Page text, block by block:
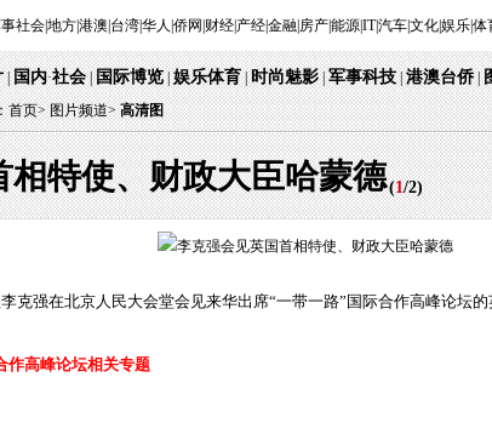
社会|地方|港澳 台湾|华人 侨网 财经| 产经|金融| 房产|能源|IT|汽车|文化|娱乐|体
|国内·社会|国际博览|娱乐体育|时尚魅影|军事科技|港澳台侨|
首页>图片频道> 高清图
相特使、财政大臣哈蒙德(1/2)
克强在北京人民大会堂会见来华出席“一带一路”国际合作高峰论坛
作高峰论坛相关专题